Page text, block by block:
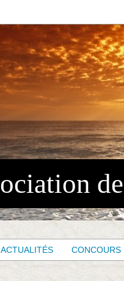
ACTUALITÉS CONCOURS